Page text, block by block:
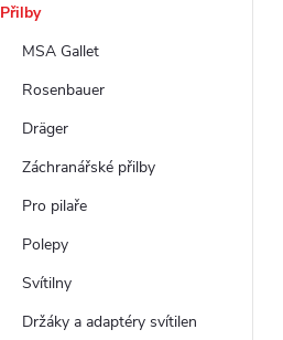
Přilby
MSA Gallet
Rosenbauer
Dräger
Záchranářské přilby
Pro pilaře
Polepy
Svítilny
Držáky a adaptéry svítilen